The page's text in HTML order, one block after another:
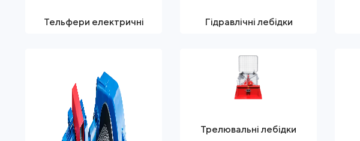
Тельфери електричні Гідравлічні лебідки
Трелювальні лебідки